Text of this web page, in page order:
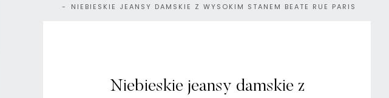
NIEBIESKIE JEANSY DAMSKIE Z WYSOKIM STANEM BEATE RUE PARIS
Niebieskie jeansy damskie z